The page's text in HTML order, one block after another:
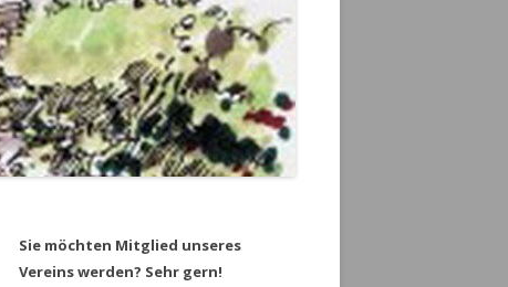
Sie möchten Mitglied unseres
Vereins werden? Sehr gern!